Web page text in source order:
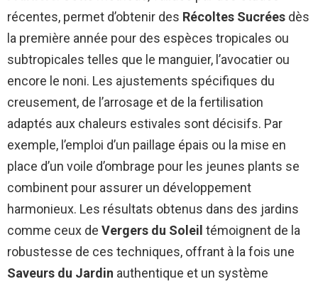
récentes, permet d’obtenir des Récoltes Sucrées dès
la première année pour des espèces tropicales ou
subtropicales telles que le manguier, l’avocatier ou
encore le noni. Les ajustements spécifiques du
creusement, de l’arrosage et de la fertilisation
adaptés aux chaleurs estivales sont décisifs. Par
exemple, l’emploi d’un paillage épais ou la mise en
place d’un voile d’ombrage pour les jeunes plants se
combinent pour assurer un développement
harmonieux. Les résultats obtenus dans des jardins
comme ceux de Vergers du Soleil témoignent de la
robustesse de ces techniques, offrant à la fois une
Saveurs du Jardin authentique et un système